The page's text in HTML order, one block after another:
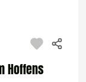
Hoffens